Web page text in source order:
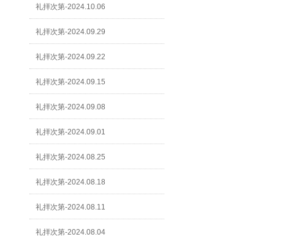
礼拝次第-2024.10.06
礼拝次第-2024.09.29
礼拝次第-2024.09.22
礼拝次第-2024.09.15
礼拝次第-2024.09.08
礼拝次第-2024.09.01
礼拝次第-2024.08.25
礼拝次第-2024.08.18
礼拝次第-2024.08.11
礼拝次第-2024.08.04